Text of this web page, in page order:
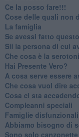
​Ce la posso fare!!!
​Cose delle quali non
​La famiglia
​Se avessi fatto
​Sii la persona di cui
Che cosa è la
​Hai Presente Vero?
A cosa serve essere
​Che cosa vuol dire
​Cosa ci sta
​Compleanni speciali
​Famiglie disfunzionali
​Abbiamo bisogno di
Sono solo